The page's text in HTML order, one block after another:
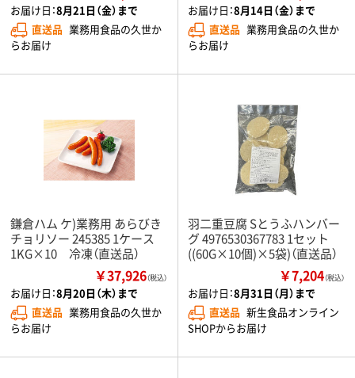
お届け日：8月21日（金）まで
直送品 業務用食品の久世か
らお届け
お届け日：8月14日（金）まで
直送品 業務用食品の久世か
らお届け
鎌倉ハム ケ)業務用 あらびき
チョリソー 245385 1ケース
1KG×10 冷凍（直送品）
￥37,926（税込）
お届け日：8月20日（木）まで
直送品 業務用食品の久世か
らお届け
羽二重豆腐 Sとうふハンバー
グ 4976530367783 1セット
((60G×10個)×5袋)（直送品）
￥7,204（税込）
お届け日：8月31日（月）まで
直送品 新生食品オンライン
SHOPからお届け